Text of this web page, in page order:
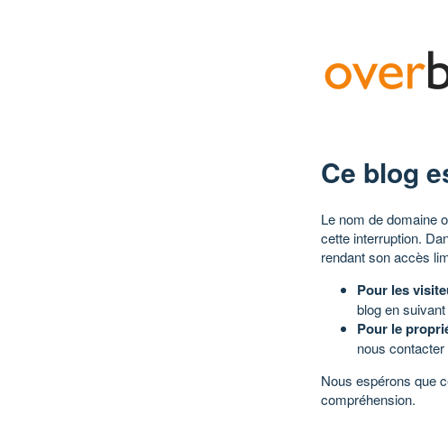
Ce blog
Le nom de domaine
cette interruption.
rendant son accès
Pour les
blog en suivant
Pour le
nous
Nous espérons que
compréhension.